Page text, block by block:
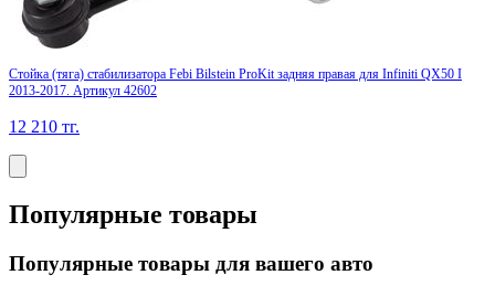
Стойка (тяга) стабилизатора Febi Bilstein ProKit задняя правая для Infiniti QX50 I
2013-2017. Артикул 42602
12 210 тг.
Популярные товары
Популярные товары для вашего авто